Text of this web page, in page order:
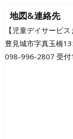
ナ
ビ
ゲ
地図&連絡先
【児童デイサービス
豊見城市字真玉橋
098-996-2807 受付